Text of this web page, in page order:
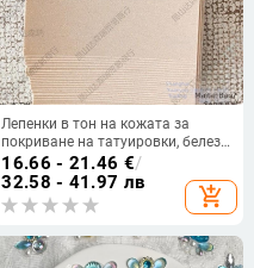
Лепенки в тон на кожата за
покриване на татуировки, белези
и родилни петна
16.66 - 21.46 €/
32.58 - 41.97 лв
add_shopping_cart